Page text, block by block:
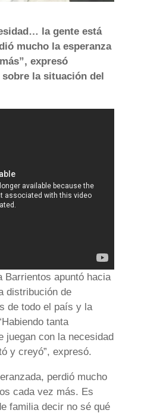
la gente está
mucho la esperanza
expresó
la situación del
Barrientos apuntó hacia
distribución de
de todo el país y la
tanta
juegan con la necesidad
y creyó”, expresó.
perdió mucho
cada vez más. Es
familia decir no sé qué